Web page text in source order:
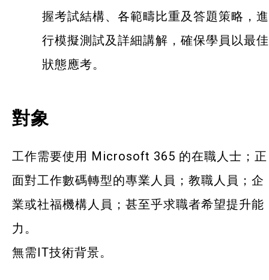
握考試結構、各範疇比重及答題策略，進
行模擬測試及詳細講解，確保學員以最佳
狀態應考。
對象
工作需要使用 Microsoft 365 的在職人士；正
面對工作數碼轉型的專業人員；教職人員；企
業或社福機構人員；甚至乎求職者希望提升能
力。
無需IT技術背景。